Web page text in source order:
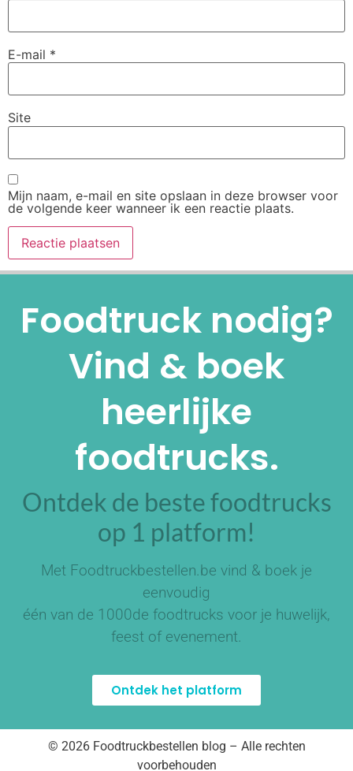
E-mail *
Site
Mijn naam, e-mail en site opslaan in deze browser voor
de volgende keer wanneer ik een reactie plaats.
Foodtruck nodig?
Vind & boek
heerlijke
foodtrucks.
Ontdek de beste foodtrucks
op 1 platform!
Met Foodtruckbestellen.be vind & boek je
eenvoudig
één van de 1000de foodtrucks voor je huwelijk,
feest of evenement.
Ontdek het platform
© 2026 Foodtruckbestellen blog – Alle rechten
voorbehouden